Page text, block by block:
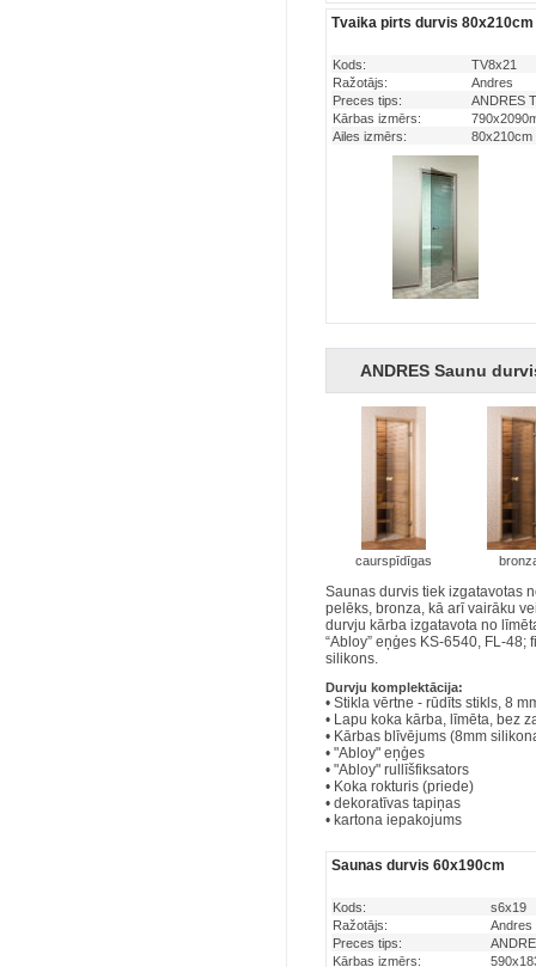
Tvaika pirts durvis 80x210cm
Kods:
TV8x21
Ražotājs:
Andres
Preces tips:
ANDRES
Kārbas izmērs:
Ailes izmērs:
80x210cm
ANDRES Saunu
caurspīdīgas
Saunas durvis tiek izgatavotas
pelēks, bronza, kā arī vairāku
durvju kārba izgatavota no
“Abloy” eņģes KS-6540, FL-48;
silikons.
Durvju komplektācija:
• Stikla vērtne - rūdīts stikls, 8
• Lapu koka kārba, līmēta, bez
• Kārbas blīvējums (8mm
• "Abloy" eņģes
• "Abloy" rullīšfiksators
• Koka rokturis (priede)
• dekoratīvas tapiņas
• kartona iepakojums
Saunas durvis 60x190cm
Kods:
s6x19
Ražotājs:
Andres
Preces tips:
Kārbas izmērs: